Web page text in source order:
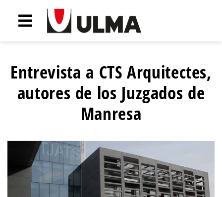
Entrevista a CTS Arquitectes,
autores de los Juzgados de
Manresa